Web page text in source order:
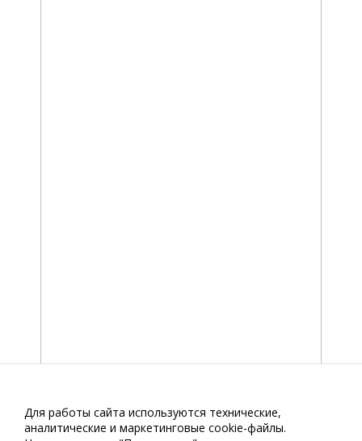
Для работы сайта используются технические,
аналитические и маркетинговые сооkіе-файлы.